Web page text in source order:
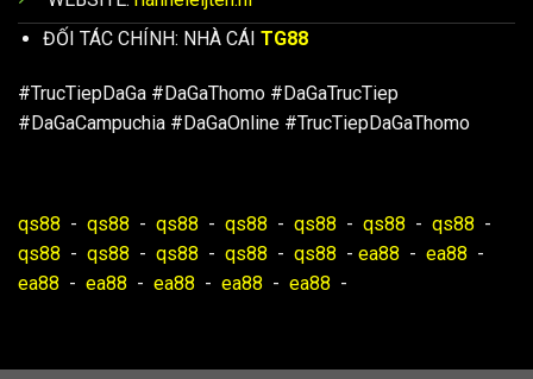
ĐỐI TÁC CHÍNH: NHÀ CÁI TG88
#TrucTiepDaGa #DaGaThomo #DaGaTrucTiep
#DaGaCampuchia #DaGaOnline #TrucTiepDaGaThomo
qs88 - qs88 - qs88 - qs88 - qs88 - qs88 - qs88 -
qs88 - qs88 - qs88 - qs88 - qs88 - ea88 - ea88 -
ea88 - ea88 - ea88 - ea88 - ea88 -